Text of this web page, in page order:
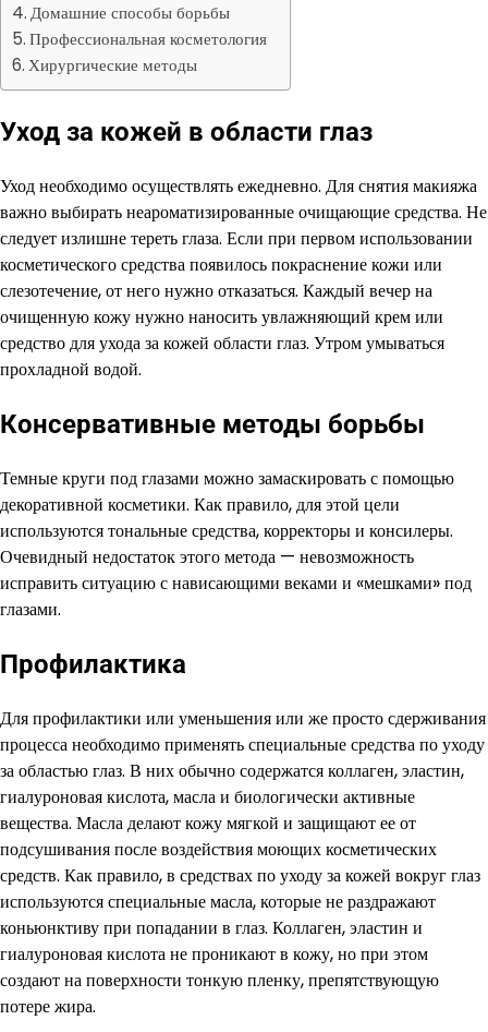
Домашние способы борьбы
Профессиональная косметология
Хирургические методы
Уход за кожей в области глаз
Уход необходимо осуществлять ежедневно. Для снятия макияжа
важно выбирать неароматизированные очищающие средства. Не
следует излишне тереть глаза. Если при первом использовании
косметического средства появилось покраснение кожи или
слезотечение, от него нужно отказаться. Каждый вечер на
очищенную кожу нужно наносить увлажняющий крем или
средство для ухода за кожей области глаз. Утром умываться
прохладной водой.
Консервативные методы борьбы
Темные круги под глазами можно замаскировать с помощью
декоративной косметики. Как правило, для этой цели
используются тональные средства, корректоры и консилеры.
Очевидный недостаток этого метода — невозможность
исправить ситуацию с нависающими веками и «мешками» под
глазами.
Профилактика
Для профилактики или уменьшения или же просто сдерживания
процесса необходимо применять специальные средства по уходу
за областью глаз. В них обычно содержатся коллаген, эластин,
гиалуроновая кислота, масла и биологически активные
вещества. Масла делают кожу мягкой и защищают ее от
подсушивания после воздействия моющих косметических
средств. Как правило, в средствах по уходу за кожей вокруг глаз
используются специальные масла, которые не раздражают
коньюнктиву при попадании в глаз. Коллаген, эластин и
гиалуроновая кислота не проникают в кожу, но при этом
создают на поверхности тонкую пленку, препятствующую
потере жира.